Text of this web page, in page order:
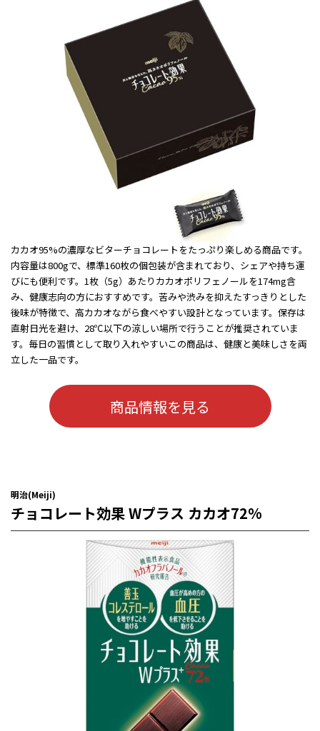
カカオ95%の濃厚なビターチョコレートをたっぷり楽しめる商品です。
内容量は800gで、標準160枚の個包装が含まれており、シェアや持ち運
びにも便利です。1枚（5g）あたりカカオポリフェノールを174mg含
み、健康志向の方におすすめです。苦みや渋みを抑えたすっきりとした
後味が特徴で、高カカオながら食べやすい設計となっています。保存は
直射日光を避け、28℃以下の涼しい場所で行うことが推奨されていま
す。毎日の習慣として取り入れやすいこの商品は、健康と美味しさを両
立した一品です。
商品情報を見る
明治(Meiji)
チョコレート効果 Wプラス カカオ72%